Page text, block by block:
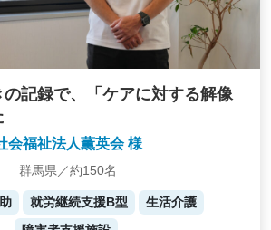
記録で、「ケアに対する解像
会福祉法人薫英会 様
群馬県／約150名
就労継続支援B型
生活介護